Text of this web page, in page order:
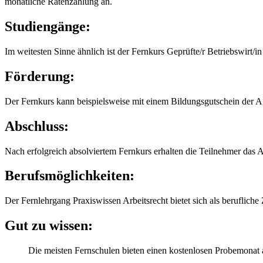
Studiengänge:
Im weitesten Sinne ähnlich ist der Fernkurs Geprüfte/r Betriebswirt/
Förderung:
Der Fernkurs kann beispielsweise mit einem Bildungsgutschein der
Abschluss:
Nach erfolgreich absolviertem Fernkurs erhalten die Teilnehmer das
Berufsmöglichkeiten:
Der Fernlehrgang Praxiswissen Arbeitsrecht bietet sich als
Gut zu wissen:
Die meisten Fernschulen bieten einen kostenlosen Probemonat